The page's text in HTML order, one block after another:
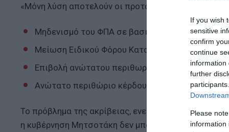
If you wish
sensitive
confirm
continue
information
further
Please
information
«Μόνη λύση αποτελούν οι προτάσεις που
Μηδενισμό του ΦΠΑ σε βασικά αγαθά και
Μείωση Ειδικού Φόρου Κατανάλωσης (ΕΦΚ) στα
Επιβολή ανώτατου περιθωρίου κέρδους στη
Ανώτατο περιθώριο κέρδους σε τρόφιμα,
Το πρόβλημα της ακρίβειας, ενεργειακής και μη,
η κυβέρνηση Μητσοτάκη δεν μπορεί ή δεν θέλει να